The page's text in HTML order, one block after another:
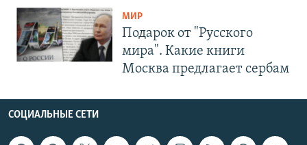
МИР
Подарок от "Русского
мира". Какие книги
Москва предлагает сербам
СОЦИАЛЬНЫЕ СЕТИ